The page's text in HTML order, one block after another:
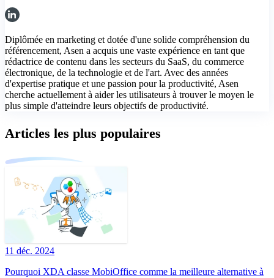
Diplômée en marketing et dotée d'une solide compréhension du
référencement, Asen a acquis une vaste expérience en tant que
rédactrice de contenu dans les secteurs du SaaS, du commerce
électronique, de la technologie et de l'art. Avec des années
d'expertise pratique et une passion pour la productivité, Asen
cherche actuellement à aider les utilisateurs à trouver le moyen le
plus simple d'atteindre leurs objectifs de productivité.
Articles les plus populaires
11 déc. 2024
Pourquoi XDA classe MobiOffice comme la meilleure alternative à